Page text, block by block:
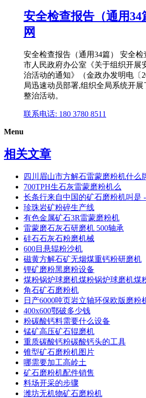
安全检查报告（通用34
网
安全检查报告（通用34篇） 安全
市人民政府办公室《关于组织开展
治活动的通知》（金政办发明电〔
局迅速动员部署,组织全局系统开
整治活动。
联系电话: 180 3780 8511
Menu
相关文章
四川眉山市方解石雷蒙磨粉机什么
700TPH生石灰雷蒙磨粉机么
长条行来自中国的矿石磨粉机叫是 -
珍珠岩矿粉碎生产线
有色金属矿石3R雷蒙磨粉机
雷蒙磨石灰石研磨机 500轴承
硅石石灰石粉磨机械
600目悬辊粉沙机
磁黄方解石矿无烟煤重钙粉研磨机
锂矿磨粉黑磨粉设备
煤粉锅炉球磨机煤粉锅炉球磨机煤
角石矿石磨粉机
日产6000吨页岩立轴环保欧版磨粉
400x600鄂破多少钱
粉碳酸钙料需要什么设备
锰矿高压矿石辊磨机
重质碳酸钙粉碳酸钙头的工具
锥型矿石磨粉机图片
哪需要加工高岭土
矿石磨粉机配件销售
料场开采的步骤
潍坊无机物矿石磨粉机